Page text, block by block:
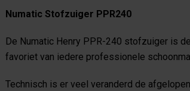
Numatic Stofzuiger PPR240
De Numatic Henry PPR-240 stofzuiger is
favoriet van iedere professionele
Technisch is er veel veranderd de